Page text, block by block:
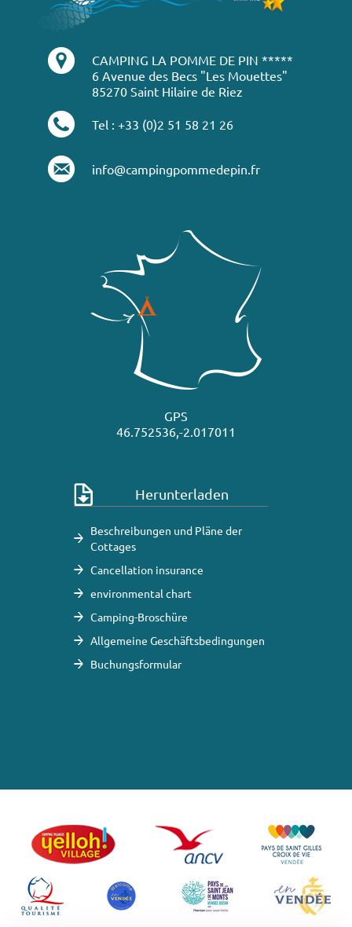
CAMPING LA POMME DE PIN *****
6 Avenue des Becs "Les Mouettes"
85270 Saint Hilaire de Riez
Tel : +33 (0)2 51 58 21 26
info@campingpommedepin.fr
GPS
46.752536,-2.017011
Herunterladen
Beschreibungen und Pläne der
Cottages
Cancellation insurance
environmental chart
Camping-Broschüre
Allgemeine Geschäftsbedingungen
Buchungsformular